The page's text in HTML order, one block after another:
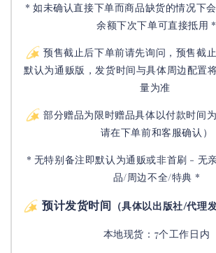
* 如未确认直接下单而商品缺货的情况下
余额下次下单可直接抵用 *
预售截止后下单前请先询问，预售截
默认为通贩版，发货时间与具体周边配置
量为准
部分赠品为限时赠品具体以付款时间
请在下单前和客服确认）
* 无特别备注即默认为通贩或非首刷 - 无
品/周边不全/特典 *
预计发货时间 （具体以出版社/代理
本地现货：7个工作日内